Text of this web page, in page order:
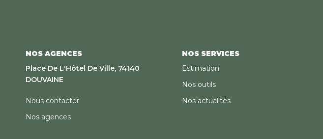
NOS AGENCES
Place De L'Hôtel De Ville, 74140
DOUVAINE
Nous contacter
Nos agences
NOS SERVICES
Estimation
Nos outils
Nos actualités